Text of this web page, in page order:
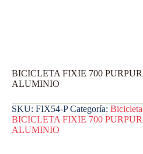
BICICLETA FIXIE 700
ALUMINIO
SKU: FIX54-P Categoría: Bicicleta
BICICLETA FIXIE 700
ALUMINIO